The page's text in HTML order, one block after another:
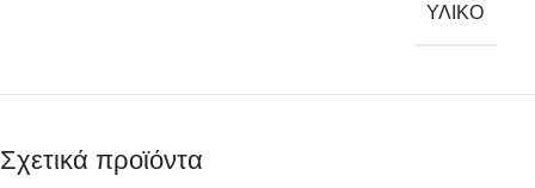
ΥΛΙΚΌ
Σχετικά προϊόντα